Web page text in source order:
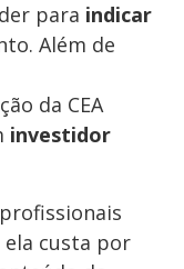
para indicar
Além de
da CEA
investidor
ela custa por